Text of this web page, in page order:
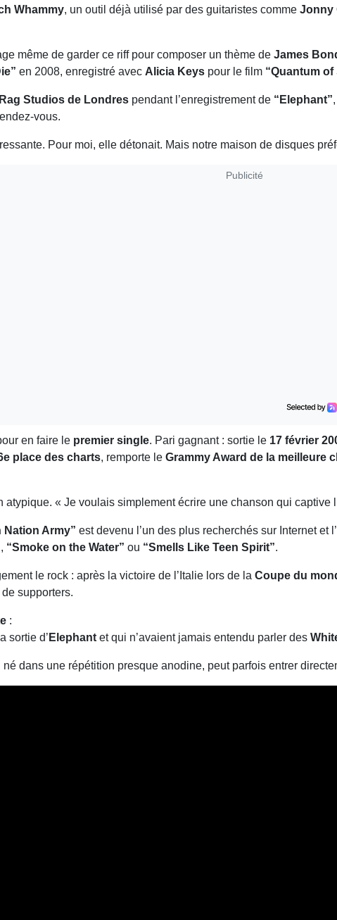
Whammy, un outil déjà utilisé par des guitaristes comme Jonny
même de garder ce riff pour composer un thème de James
en 2008, enregistré avec Alicia Keys pour le film “Quantum of
Rag Studios de Londres pendant l’enregistrement de “Elephant”
vous.
Pour moi, elle détonait. Mais notre maison de disques
Publicité
en faire le premier single. Pari gagnant : sortie le 17 février
place des charts, remporte le Grammy Award de la meilleure
atypique. « Je voulais simplement écrire une chanson qui captive
Nation Army” est devenu l’un des plus recherchés sur Internet et
, “Smoke on the Water” ou “Smells Like Teen Spirit”.
le rock : après la victoire de l’Italie lors de la Coupe du
supporters.
:
sortie d’ Elephant et qui n’avaient jamais entendu parler des
né dans une répétition presque anodine, peut parfois entrer